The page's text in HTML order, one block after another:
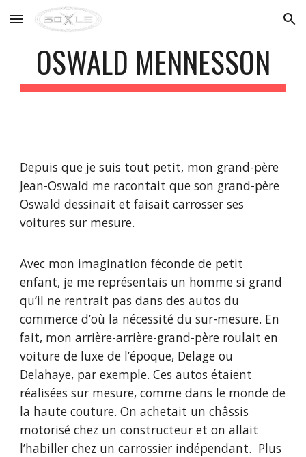
Skip to main content Skip to navigation
OSWALD MENNESSON
Depuis que je suis tout petit, mon grand-père
Jean-Oswald me racontait que son grand-père
Oswald dessinait et faisait carrosser ses
voitures sur mesure.
Avec mon imagination féconde de petit
enfant, je me représentais un homme si grand
qu’il ne rentrait pas dans des autos du
commerce d’où la nécessité du sur-mesure. En
fait, mon arrière-arrière-grand-père roulait en
voiture de luxe de l’époque, Delage ou
Delahaye, par exemple. Ces autos étaient
réalisées sur mesure, comme dans le monde de
la haute couture. On achetait un châssis
motorisé chez un constructeur et on allait
l’habiller chez un carrossier indépendant. Plus